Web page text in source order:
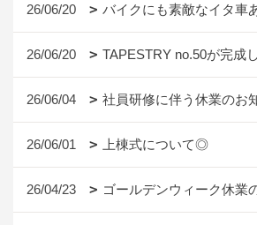
26/06/20 バイクにも素敵なイタ車
26/06/20 TAPESTRY no.50が完成
26/06/04 社員研修に伴う休業のお
26/06/01 上棟式について◎
26/04/23 ゴールデンウィーク休業